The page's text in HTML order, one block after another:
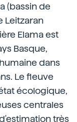
(bassin de
Leitzaran
Elama est
Basque,
dans
Le fleuve
écologique,
centrales
très